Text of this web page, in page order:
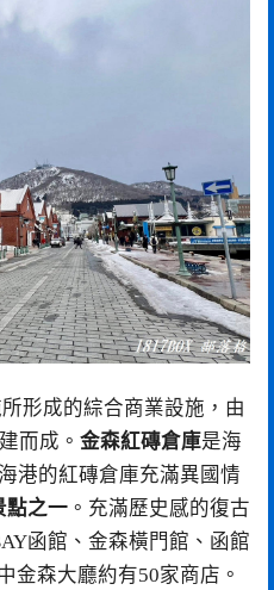
形成的綜合商業設施，由
而成。 金森紅磚倉庫是海
港的紅磚倉庫充滿異國情
點之一 。充滿歷史感的復古
函館、金森橫門館、函館
金森大廳約有50家商店。